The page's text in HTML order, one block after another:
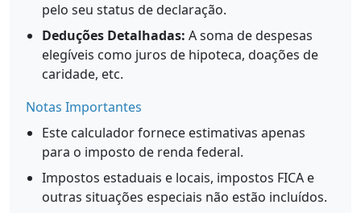
pelo seu status de declaração.
Deduções Detalhadas: A soma de despesas
elegíveis como juros de hipoteca, doações de
caridade, etc.
Notas Importantes
Este calculador fornece estimativas apenas
para o imposto de renda federal.
Impostos estaduais e locais, impostos FICA e
outras situações especiais não estão incluídos.